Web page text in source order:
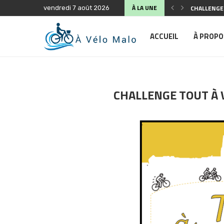
vendredi 7 août 2026 À LA UNE
ACCUEIL À
CHALLENGE TOUT À